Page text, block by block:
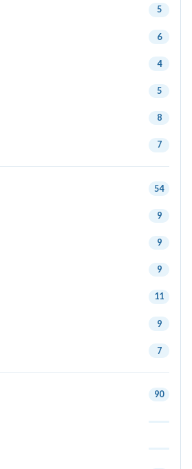
5
6
4
5
8
7
54
9
9
9
11
9
7
90